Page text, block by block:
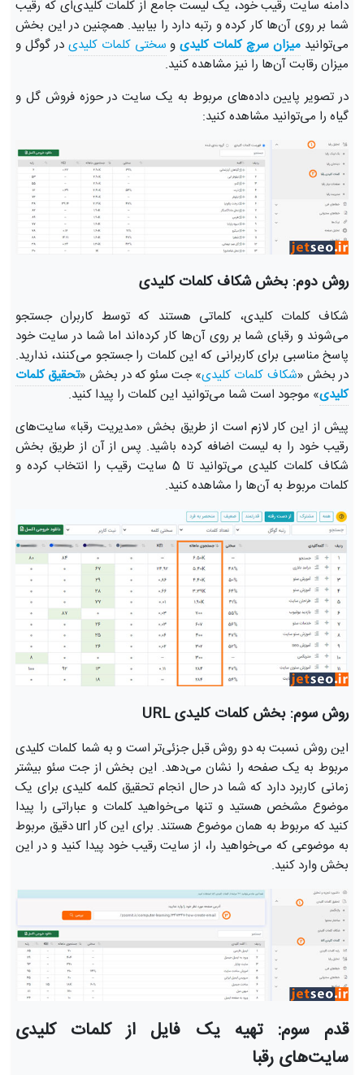
دامنه سایت رقیب خود، یک لیست جامع از کلمات کلیدی‌ای که رقیب
شما بر روی آن‌ها کار کرده و رتبه دارد را بیابید. همچنین در این بخش
می‌توانید میزان سرچ کلمات کلیدیو سختی کلمات کلیدی در گوگل و
میزان رقابت آن‌ها را نیز مشاهده کنید.
در تصویر پایین داده‌های مربوط به یک سایت در حوزه فروش گل و
گیاه را می‌توانید مشاهده کنید:
روش دوم: بخش شکاف کلمات کلیدی
شکاف کلمات کلیدی، کلماتی هستند که توسط کاربران جستجو
می‌شوند و رقبای شما بر روی آن‌ها کار کرده‌اند اما شما در سایت خود
پاسخ مناسبی برای کاربرانی که این کلمات را جستجو می‌کنند، ندارید.
در بخش «شکاف کلمات کلیدی» جت سئو که در بخش «
کلیدی» موجود است شما می‌توانید این کلمات را پیدا کنید.
پیش از این کار لازم است از طریق بخش «مدیریت رقبا» سایت‌های
رقیب خود را به لیست اضافه کرده باشید. پس از آن از طریق بخش
شکاف کلمات کلیدی می‌توانید تا 5 سایت رقیب را انتخاب کرده و
کلمات مربوط به آن‌ها را مشاهده کنید.
روش سوم: بخش کلمات کلیدی URL
این روش نسبت به دو روش قبل جزئی‌تر است و به شما کلمات کلیدی
مربوط به یک صفحه را نشان می‌دهد. این بخش از جت سئو بیشتر
زمانی کاربرد دارد که شما در حال انجام تحقیق کلمه کلیدی برای یک
موضوع مشخص هستید و تنها می‌خواهید کلمات و عباراتی را پیدا
کنید که مربوط به همان موضوع هستند. برای این کار url دقیق مربوط
به موضوعی که می‌خواهید را، از سایت رقیب خود پیدا کنید و در این
بخش وارد کنید.
قدم سوم: تهیه یک فایل از کلمات کلیدی
سایت‌های رقبا